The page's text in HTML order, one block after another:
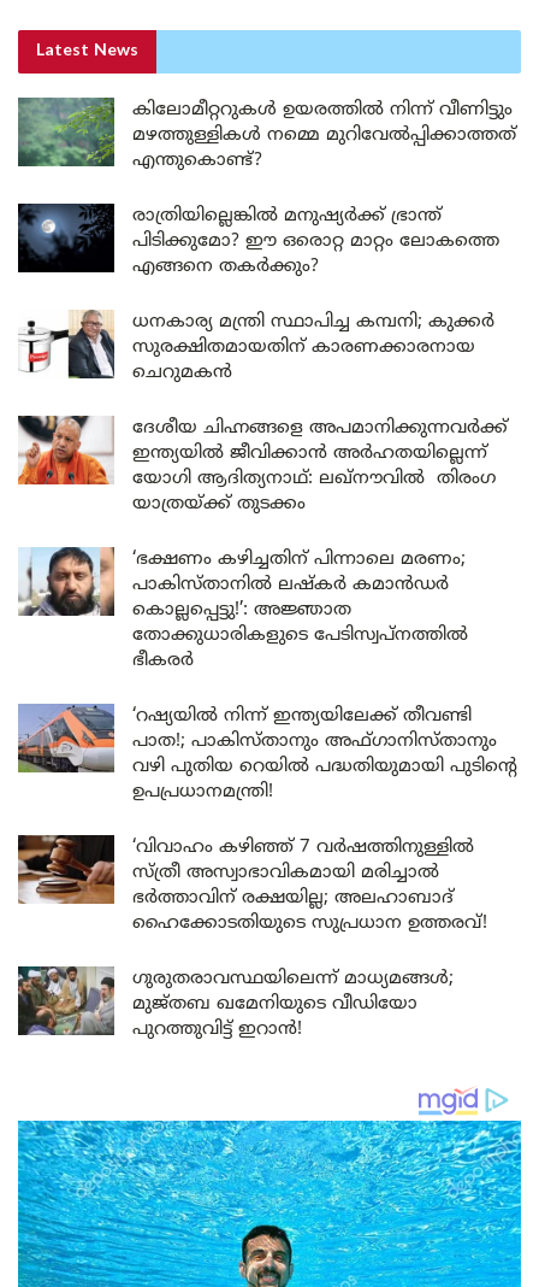
Latest News
കിലോമീറ്ററുകൾ ഉയരത്തിൽ നിന്ന് വീണിട്ടും
മഴത്തുള്ളികൾ നമ്മെ മുറിവേൽപ്പിക്കാത്തത്
എന്തുകൊണ്ട്?
രാത്രിയില്ലെങ്കിൽ മനുഷ്യർക്ക് ഭ്രാന്ത്
പിടിക്കുമോ? ഈ ഒരൊറ്റ മാറ്റം ലോകത്തെ
എങ്ങനെ തകർക്കും?
ധനകാര്യ മന്ത്രി സ്ഥാപിച്ച കമ്പനി; കുക്കർ
സുരക്ഷിതമായതിന് കാരണക്കാരനായ
ചെറുമകൻ
ദേശീയ ചിഹ്നങ്ങളെ അപമാനിക്കുന്നവർക്ക്
ഇന്ത്യയിൽ ജീവിക്കാൻ അർഹതയില്ലെന്ന്
യോഗി ആദിത്യനാഥ്: ലഖ്‌നൗവിൽ തിരംഗ
യാത്രയ്ക്ക് തുടക്കം
‘ഭക്ഷണം കഴിച്ചതിന് പിന്നാലെ മരണം;
പാകിസ്താനിൽ ലഷ്കർ കമാൻഡർ
കൊല്ലപ്പെട്ടു!’: അജ്ഞാത
തോക്കുധാരികളുടെ പേടിസ്വപ്നത്തിൽ
ഭീകരർ
‘റഷ്യയിൽ നിന്ന് ഇന്ത്യയിലേക്ക് തീവണ്ടി
പാത!; പാകിസ്താനും അഫ്ഗാനിസ്താനും
വഴി പുതിയ റെയിൽ പദ്ധതിയുമായി പുടിന്റെ
ഉപപ്രധാനമന്ത്രി!
‘വിവാഹം കഴിഞ്ഞ് 7 വർഷത്തിനുള്ളിൽ
സ്ത്രീ അസ്വാഭാവികമായി മരിച്ചാൽ
ഭർത്താവിന് രക്ഷയില്ല; അലഹാബാദ്
ഹൈക്കോടതിയുടെ സുപ്രധാന ഉത്തരവ്!
ഗുരുതരാവസ്ഥയിലെന്ന് മാധ്യമങ്ങൾ;
മുജ്തബ ഖമേനിയുടെ വീഡിയോ
പുറത്തുവിട്ട് ഇറാൻ!